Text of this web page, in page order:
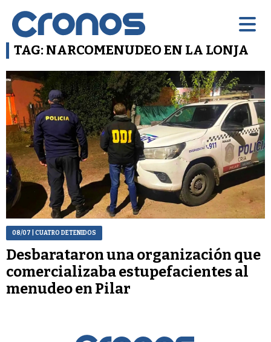
TAG: NARCOMENUDEO EN LA LONJA
08/07 | CUATRO DETENIDOS
Desbarataron una organización que
comercializaba estupefacientes al
menudeo en Pilar